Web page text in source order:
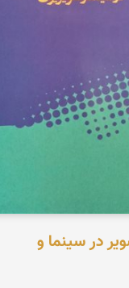
در سینما و